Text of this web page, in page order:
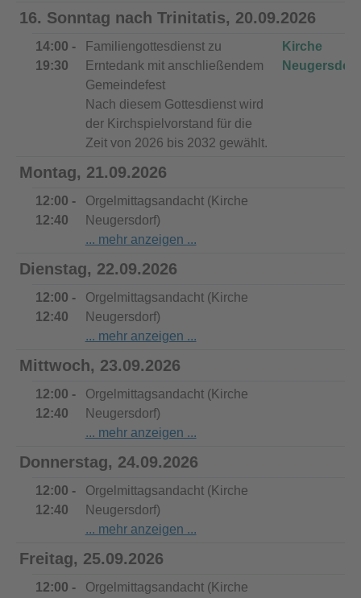
16. Sonntag nach Trinitatis, 20.09.2026
14:00 -
19:30
Familiengottesdienst zu
Erntedank mit anschließendem
Gemeindefest
Nach diesem Gottesdienst wird
der Kirchspielvorstand für die
Zeit von 2026 bis 2032 gewählt.
Kirche
Neugersdorf
Montag, 21.09.2026
12:00 -
12:40
Orgelmittagsandacht (Kirche
Neugersdorf)
Dienstag, 22.09.2026
12:00 -
12:40
Orgelmittagsandacht (Kirche
Neugersdorf)
Mittwoch, 23.09.2026
12:00 -
12:40
Orgelmittagsandacht (Kirche
Neugersdorf)
Donnerstag, 24.09.2026
12:00 -
12:40
Orgelmittagsandacht (Kirche
Neugersdorf)
Freitag, 25.09.2026
12:00 -
Orgelmittagsandacht (Kirche